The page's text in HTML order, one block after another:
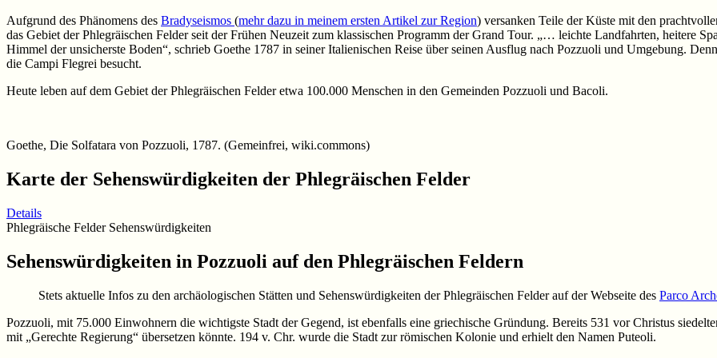
Aufgrund des Phänomens des Bradyseismos (mehr dazu in meinem ersten Artikel zur Region) versanken Teile der Küste mit den
das Gebiet der Phlegräischen Felder seit der Frühen Neuzeit zum klassischen Programm der Grand Tour. „… leichte Landfahrten, heitere
Himmel der unsicherste Boden“, schrieb Goethe 1787 in seiner Italienischen Reise über seinen Ausflug nach Pozzuoli und Umgebung.
die Campi Flegrei besucht.
Heute leben auf dem Gebiet der Phlegräischen Felder etwa 100.000 Menschen in den Gemeinden Pozzuoli und Bacoli.
Goethe, Die Solfatara von Pozzuoli, 1787. (Gemeinfrei, wiki.commons)
Karte der Sehenswürdigkeiten der Phlegräischen Felder
Details
Phlegräische Felder Sehenswürdigkeiten
Sehenswürdigkeiten in Pozzuoli auf den Phlegräischen Feldern
Stets aktuelle Infos zu den archäologischen Stätten und Sehenswürdigkeiten der Phlegräischen Felder auf der Webseite des Parco
Pozzuoli, mit 75.000 Einwohnern die wichtigste Stadt der Gegend, ist ebenfalls eine griechische Gründung. Bereits 531 vor Christus
mit „Gerechte Regierung“ übersetzen könnte. 194 v. Chr. wurde die Stadt zur römischen Kolonie und erhielt den Namen Puteoli.